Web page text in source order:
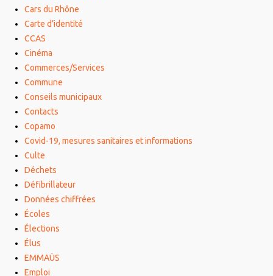
Cars du Rhône
Carte d’identité
CCAS
Cinéma
Commerces/Services
Commune
Conseils municipaux
Contacts
Copamo
Covid-19, mesures sanitaires et informations
Culte
Déchets
Défibrillateur
Données chiffrées
Écoles
Élections
Élus
EMMAÜS
Emploi